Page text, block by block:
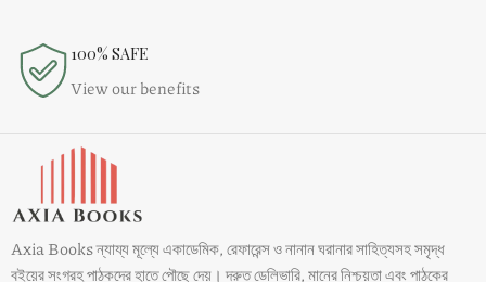
100% SAFE
View our benefits
Axia Books ন্যায্য মূল্যে একাডেমিক, রেফারেন্স ও নানান ঘরানার সাহিত্যসহ সমৃদ্ধ
বইয়ের সংগ্রহ পাঠকদের হাতে পৌছে দেয়। দ্রুত ডেলিভারি, মানের নিশ্চয়তা এবং পাঠকের